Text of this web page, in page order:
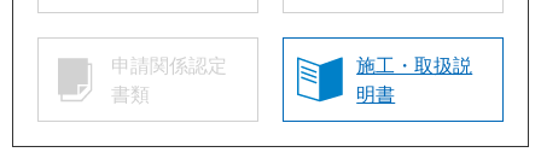
申請関係認定
書類
施工・取扱説
明書